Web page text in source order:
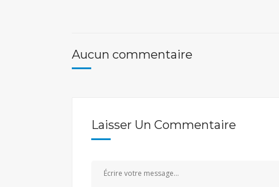
Aucun commentaire
Laisser Un Commentaire